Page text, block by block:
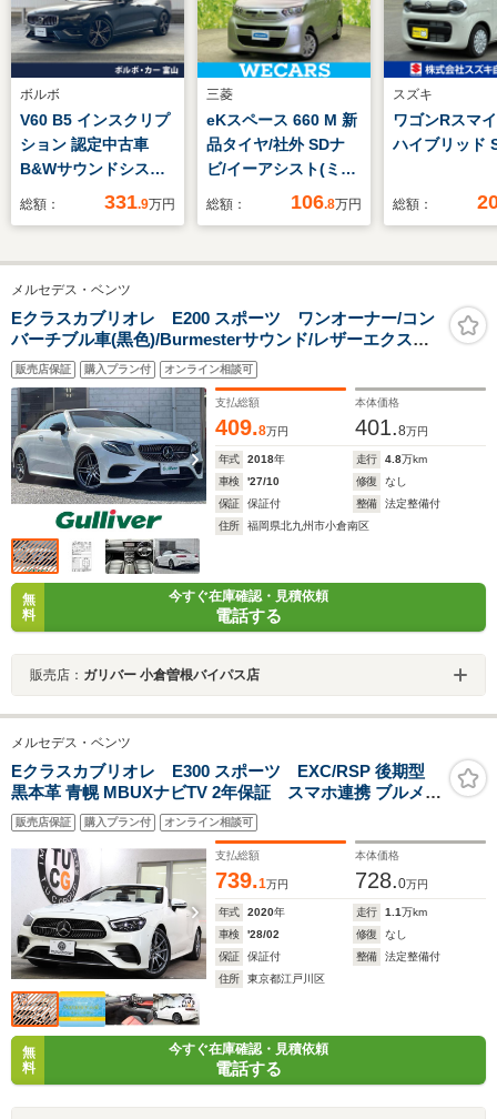
ボルボ
V60 B5 インスクリプ
ション 認定中古車
B&Wサウンドシステ
ム サンルーフ 白革
360°ビューカメラ
シートベンチレーショ
ン シートヒーター
アダプティブクルーズ
コントロール
総額： 331.9万円
三菱
eKスペース 660 M 新
品タイヤ/社外 SDナ
ビ/イーアシスト(ミツ
ビシ)/シートヒーター
ンプ LED/USBジャッ
続/ETC/EBD付ABS
総額： 106.8万円
スズキ
ワゴンRスマ
ハイブリッド
総額：
メルセデス・ベンツ
Eクラスカブリオレ E200 スポーツ ワンオーナー/コン
バーチブル車(黒色)/Burmesterサウンド/レザーエクスク
ルーシブP/黒レザー/レーダーセーフティーパッケージ/純
正12.3インチナビ/360°カメラシステム/純正19AW
販売店保証 購入プラン付 オンライン相談可
支払総額
409.8万円
本体価格
401.8万円
年式 2018年 走行 4.8万km
車検
'27/10 修復
なし
保証
保証付 整備
法定整備付
住所
福岡県北九州市小倉南区
無
料
今すぐ在庫確認・見積依頼
電話する
販売店： ガリバー 小倉曽根バイパス店
メルセデス・ベンツ
Eクラスカブリオレ E300 スポーツ EXC/RSP 後期型
黒本革 青幌 MBUXナビTV 2年保証 スマホ連携 ブルメス
タ- Bカメラ PTS DSRC Sヒ-タ/ベンチレ-タ-/エアスカ-フ
AMGエアロ/19AW アンビエントL エアバランスPKG エ
アキャップ/ドラフトストップ 9AT
販売店保証 購入プラン付 オンライン相談可
支払総額
739.1万円
本体価格
728.0万円
年式 2020年 走行 1.1万km
車検
'28/02 修復
なし
保証
保証付 整備
法定整備付
住所
東京都江戸川区
無
料
今すぐ在庫確認・見積依頼
電話する